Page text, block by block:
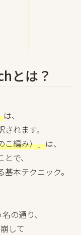
とは？
は、
れます。
こ編み）」は、
で、
本テクニック。
の通り、
して